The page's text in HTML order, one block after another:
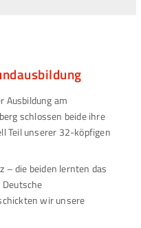
Ausbildung am
schlossen beide ihre
Teil unserer 32-köpfigen
– die beiden lernten das
wir unsere